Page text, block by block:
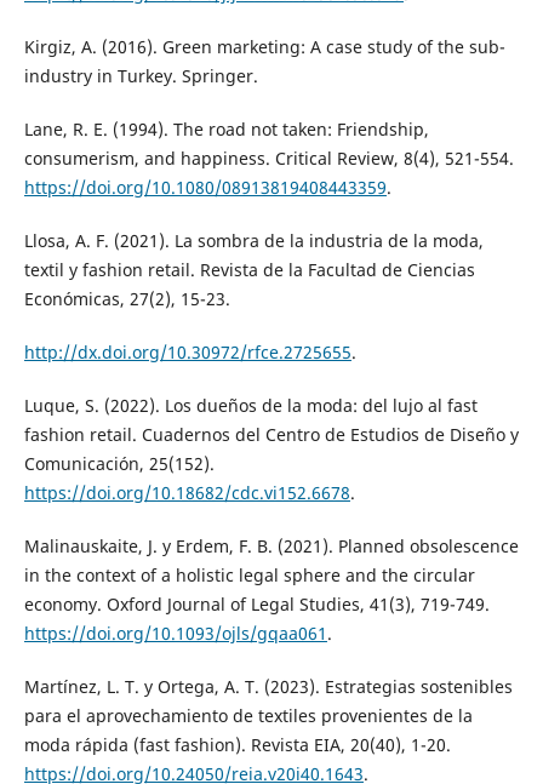
Kirgiz, A. (2016). Green marketing: A case study of the sub-
industry in Turkey. Springer.
Lane, R. E. (1994). The road not taken: Friendship,
consumerism, and happiness. Critical Review, 8(4), 521-554.
https://doi.org/10.1080/08913819408443359.
Llosa, A. F. (2021). La sombra de la industria de la moda,
textil y fashion retail. Revista de la Facultad de Ciencias
Económicas, 27(2), 15-23.
http://dx.doi.org/10.30972/rfce.2725655.
Luque, S. (2022). Los dueños de la moda: del lujo al fast
fashion retail. Cuadernos del Centro de Estudios de Diseño y
Comunicación, 25(152).
https://doi.org/10.18682/cdc.vi152.6678.
Malinauskaite, J. y Erdem, F. B. (2021). Planned obsolescence
in the context of a holistic legal sphere and the circular
economy. Oxford Journal of Legal Studies, 41(3), 719-749.
https://doi.org/10.1093/ojls/gqaa061 .
Martínez, L. T. y Ortega, A. T. (2023). Estrategias sostenibles
para el aprovechamiento de textiles provenientes de la
moda rápida (fast fashion). Revista EIA, 20(40), 1-20.
https://doi.org/10.24050/reia.v20i40.1643.